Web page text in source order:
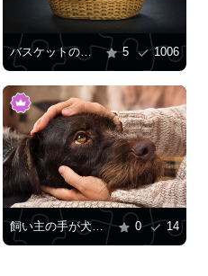
バスケットの中のイングリッシュブルドッグの子犬 5 1006
飼い主の手が犬を撫でている 0 14